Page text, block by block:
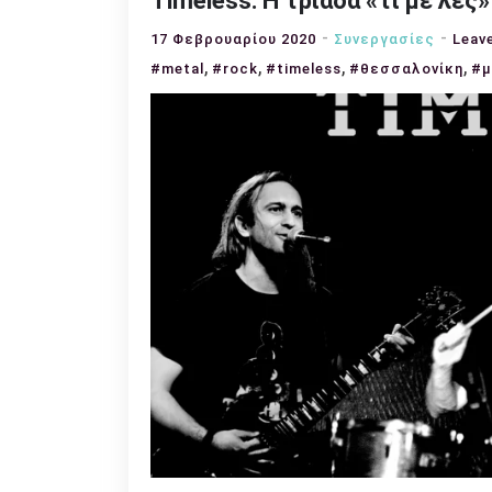
17 Φεβρουαρίου 2020 Συνεργασίες
#metal, #rock, #timeless, #θεσσαλονίκη,